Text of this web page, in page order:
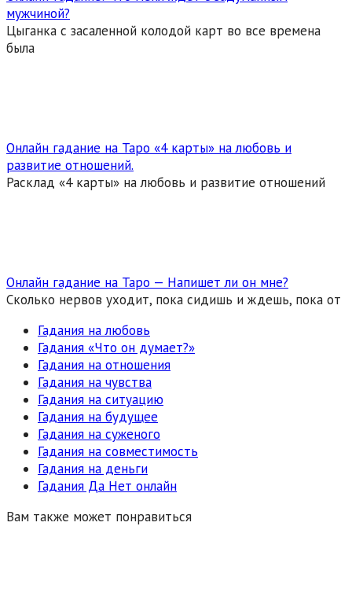
мужчиной?
Цыганка с засаленной колодой карт во все времена
была
Онлайн гадание на Таро «4 карты» на любовь и
развитие отношений.
Расклад «4 карты» на любовь и развитие отношений
Онлайн гадание на Таро — Напишет ли он мне?
Сколько нервов уходит, пока сидишь и ждешь, пока от
Гадания на любовь
Гадания «Что он думает?»
Гадания на отношения
Гадания на чувства
Гадания на ситуацию
Гадания на будущее
Гадания на суженого
Гадания на совместимость
Гадания на деньги
Гадания Да Нет онлайн
Вам также может понравиться